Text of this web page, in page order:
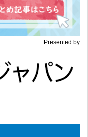
Presented by